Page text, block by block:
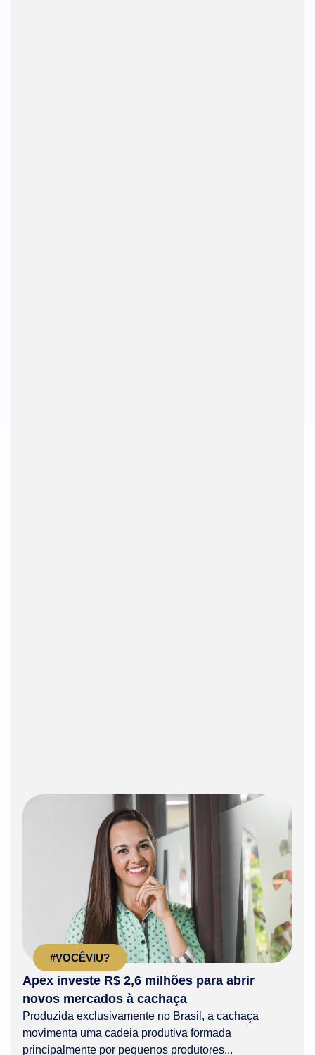
#VOCÊVIU?
Apex investe R$ 2,6 milhões para abrir
novos mercados à cachaça
Produzida exclusivamente no Brasil, a cachaça
movimenta uma cadeia produtiva formada
principalmente por pequenos produtores...